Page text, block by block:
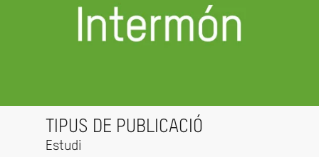
TIPUS DE PUBLICACIÓ
Estudi